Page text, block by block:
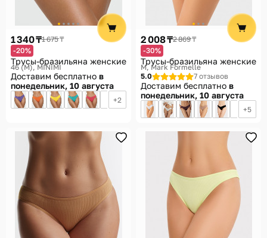
1 340 ₸1 675 ₸
-20%
Трусы-бразильяна женские
46 (M) MINIMI
Доставим бесплатно в
понедельник, 10 августа
2
2 008 ₸2 869 ₸
-30%
Трусы-бразильяна женские
M Mark Formelle
5.0
7 отзывов
Доставим бесплатно в
понедельник, 10 августа
5